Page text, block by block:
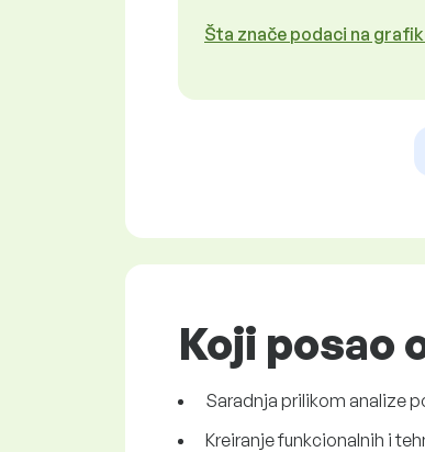
Šta znače podaci na
Koji posao
Saradnja prilikom analize
Kreiranje funkcionalnih i